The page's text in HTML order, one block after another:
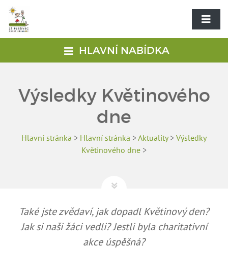
HLAVNÍ NABÍDKA
Výsledky Květinového
dne
Hlavní stránka > Hlavní stránka >Aktuality> Výsledky
Květinového dne >
Také jste zvědaví, jak dopadl Květinový den?
Jak si naši žáci vedli? Jestli byla charitativní
akce úspěšná?